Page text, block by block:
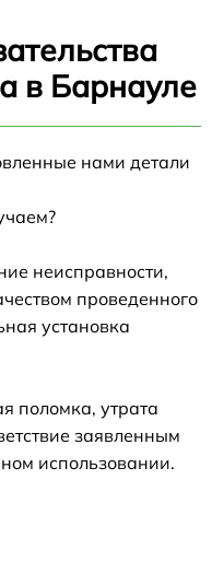
в Барнауле
нами детали
неисправности,
проведенного
установка
поломка, утрата
заявленным
использовании.